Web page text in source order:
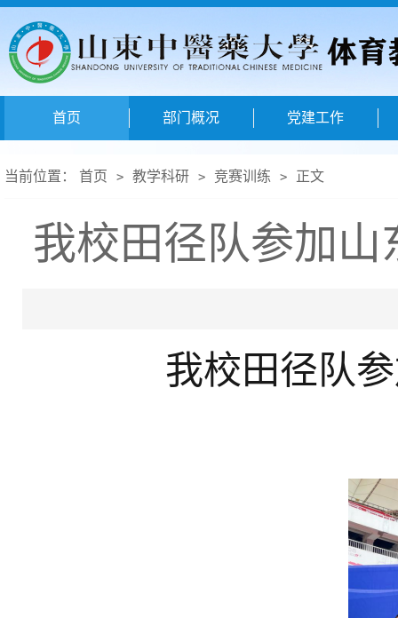
首页 部门概况 党建工作
当前位置： 首页 > 教学科研 > 竞赛训练 > 正文
我校田径队参加
我校田径队